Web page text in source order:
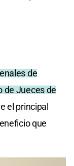
de
de Jueces de
el principal
que